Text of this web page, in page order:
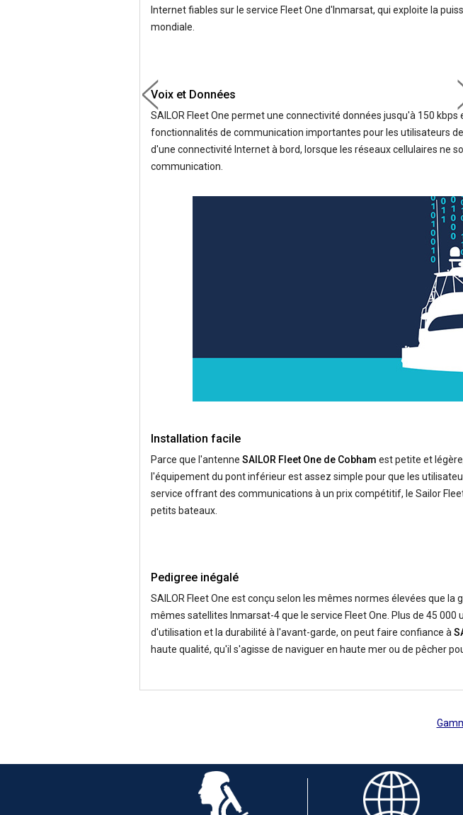
Internet fiables sur le service Fleet One d'Inmarsat, qui exploite la
mondiale.
Voix et Données
SAILOR Fleet One permet une connectivité données jusqu'à 150
fonctionnalités de communication importantes pour les utilisateurs
d'une connectivité Internet à bord, lorsque les réseaux cellulaires ne
communication.
Installation facile
Parce que l'antenne SAILOR Fleet One de Cobham est petite et
l'équipement du pont inférieur est assez simple pour que les
service offrant des communications à un prix compétitif, le Sailor
petits bateaux.
Pedigree inégalé
SAILOR Fleet One est conçu selon les mêmes normes élevées que
mêmes satellites Inmarsat-4 que le service Fleet One. Plus de 45
d'utilisation et la durabilité à l'avant-garde, on peut faire confiance à
haute qualité, qu'il s'agisse de naviguer en haute mer ou de pêcher